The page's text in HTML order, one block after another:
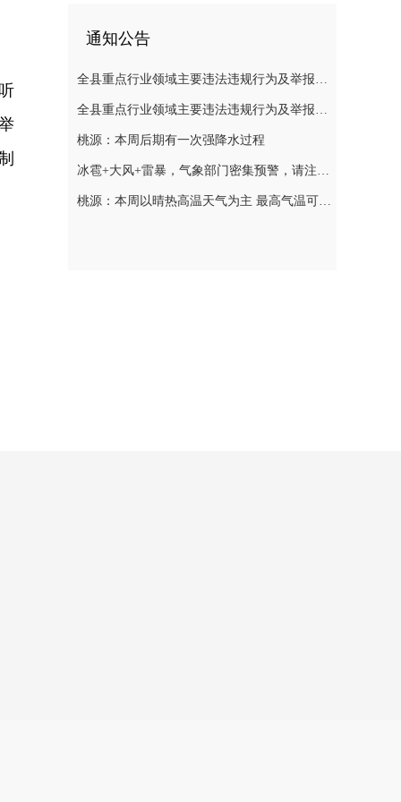
通知公告
全县重点行业领域主要违法违规行为及举报方式通告（五）
全县重点行业领域主要违法违规行为及举报方式通告（二）
桃源：本周后期有一次强降水过程
冰雹+大风+雷暴，气象部门密集预警，请注意防范
桃源：本周以晴热高温天气为主 最高气温可达39℃